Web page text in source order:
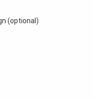
(optional)